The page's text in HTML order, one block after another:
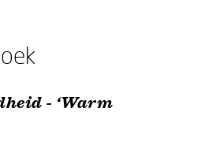
- ‘Warm